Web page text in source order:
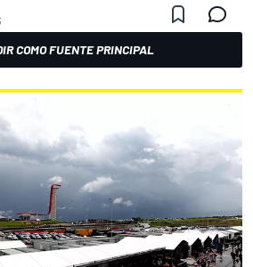
COMO FUENTE PRINCIPAL